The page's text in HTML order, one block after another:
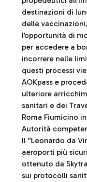
destinazioni di
delle
l’opportunità di
per accedere a
incorrere nelle
questi processi
AOKpass e
ulteriore
sanitari e dei
Roma Fiumicino
Autorità
Il “Leonardo da
aeroporti più
ottenuto da
sui protocolli